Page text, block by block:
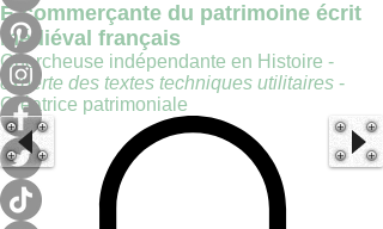
E-commerçante du patrimoine écrit
médiéval français
Chercheuse indépendante en Histoire -
experte des textes techniques utilitaires -
Créatrice patrimoniale